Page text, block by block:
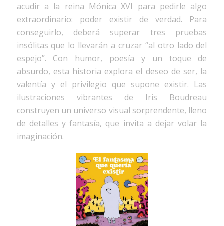
acudir a la reina Mónica XVI para pedirle algo
extraordinario: poder existir de verdad. Para
conseguirlo, deberá superar tres pruebas
insólitas que lo llevarán a cruzar “al otro lado del
espejo”. Con humor, poesía y un toque de
absurdo, esta historia explora el deseo de ser, la
valentía y el privilegio que supone existir. Las
ilustraciones vibrantes de Iris Boudreau
construyen un universo visual sorprendente, lleno
de detalles y fantasía, que invita a dejar volar la
imaginación.